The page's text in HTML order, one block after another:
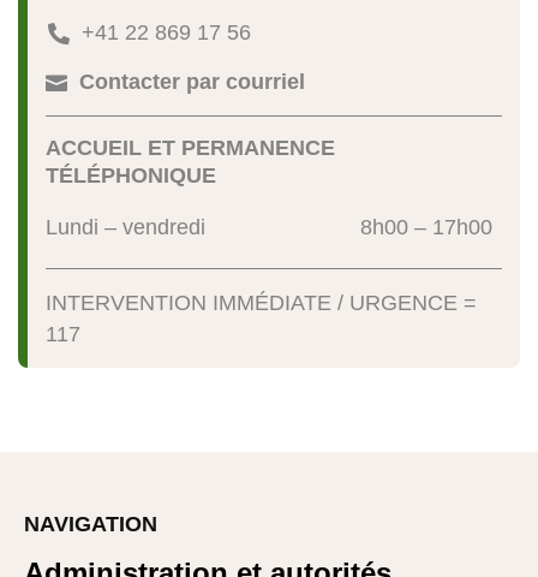
 +41 22 869 17 56
 Contacter par courriel
ACCUEIL ET PERMANENCE
TÉLÉPHONIQUE
Lundi – vendredi 8h00 – 17h00
INTERVENTION IMMÉDIATE / URGENCE =
117
NAVIGATION